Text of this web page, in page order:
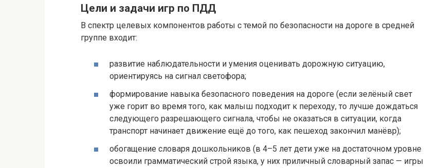
Цели и задачи игр по ПДД
В спектр целевых компонентов работы с темой по безопасности на дороге в средней
группе входит:
развитие наблюдательности и умения оценивать дорожную ситуацию,
ориентируясь на сигнал светофора;
формирование навыка безопасного поведения на дороге (если зелёный свет
уже горит во время того, как малыш подходит к переходу, то лучше дождаться
следующего разрешающего сигнала, чтобы не оказаться в ситуации, когда
транспорт начинает движение ещё до того, как пешеход закончил манёвр);
обогащение словаря дошкольников (в 4–5 лет дети уже на достаточном уровне
освоили грамматический строй языка, у них приличный словарный запас — игры